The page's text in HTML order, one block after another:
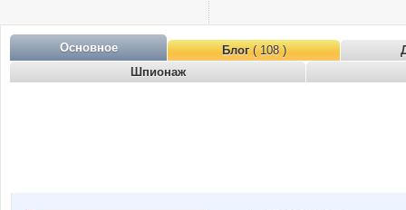
Основное Блог( 108 )
Шпионаж